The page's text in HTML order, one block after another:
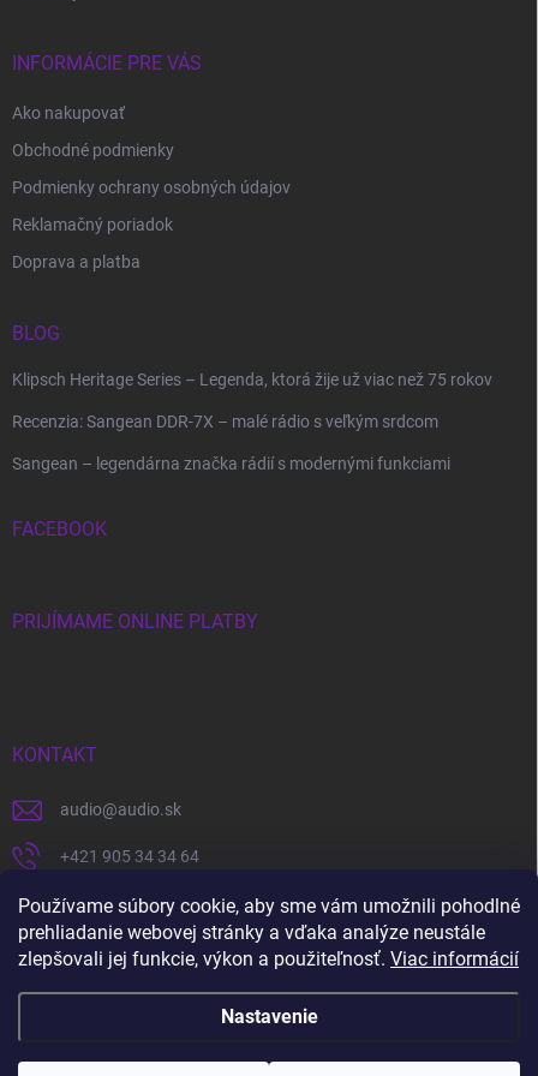
Používame súbory cookie, aby sme vám umožnili pohodlné
prehliadanie webovej stránky a vďaka analýze neustále
zlepšovali jej funkcie, výkon a použiteľnosť. Viac informácií
Nastavenie
INFORMÁCIE PRE VÁS
Ako nakupovať
Obchodné podmienky
Podmienky ochrany osobných údajov
Reklamačný poriadok
Doprava a platba
BLOG
Klipsch Heritage Series – Legenda, ktorá žije už viac než 75 rokov
Recenzia: Sangean DDR-7X – malé rádio s veľkým srdcom
Sangean – legendárna značka rádií s modernými funkciami
FACEBOOK
PRIJÍMAME ONLINE PLATBY
KONTAKT
audio@audio.sk
+421 905 34 34 64
https://www.facebook.com/audio.sk
audio.sk
Copyright 2026audio.sk. Všetky práva vyhradené.Upraviť nastavenie